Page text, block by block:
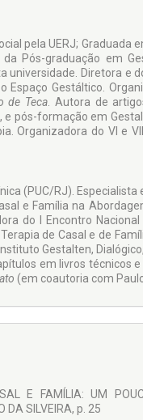
pela UERJ; Graduada
Pós-graduação em
universidade. Diretora
Espaço Gestáltico.
de Teca. Autora de
pós-formação em
Organizadora do VI e
(PUC/RJ).
e Família na
do I Encontro
de Casal e de
Instituto Gestalten,
em livros técnicos
(em coautoria com
E FAMÍLIA: UM
DA SILVEIRA, p. 25